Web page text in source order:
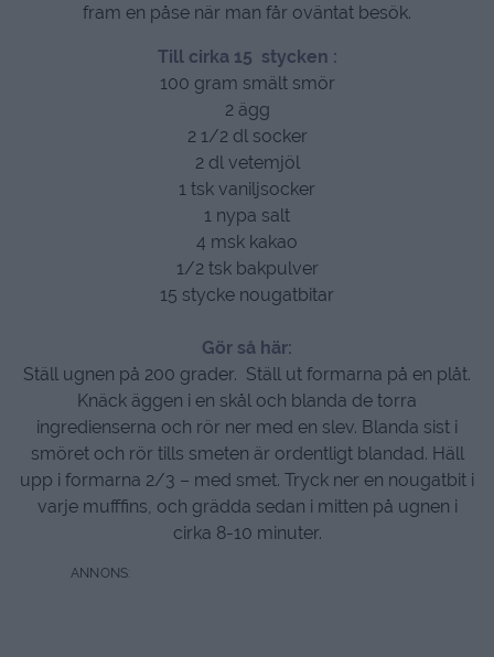
fram en påse när man får oväntat besök.
Till cirka 15 stycken :
100 gram smält smör
2 ägg
2 1/2 dl socker
2 dl vetemjöl
1 tsk vaniljsocker
1 nypa salt
4 msk kakao
1/2 tsk bakpulver
15 stycke nougatbitar
Gör så här:
Ställ ugnen på 200 grader. Ställ ut formarna på en plåt.
Knäck äggen i en skål och blanda de torra
ingredienserna och rör ner med en slev. Blanda sist i
smöret och rör tills smeten är ordentligt blandad. Häll
upp i formarna 2/3 – med smet. Tryck ner en nougatbit i
varje mufffins, och grädda sedan i mitten på ugnen i
cirka 8-10 minuter.